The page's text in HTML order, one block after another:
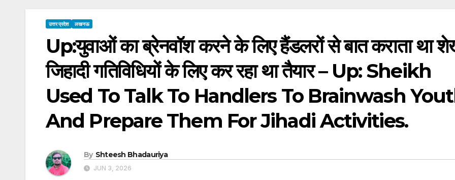
उत्तर प्रदेश लखनऊ
Up:युवाओं का ब्रेनवॉश करने के लिए हैंडलरों से बात कराता था
जिहादी गतिविधियों के लिए कर रहा था तैयार – Up: Sheikh
Used To Talk To Handlers To Brainwash
And Prepare Them For Jihadi Activities.
By Shteesh Bhadauriya
JUN 3, 2026